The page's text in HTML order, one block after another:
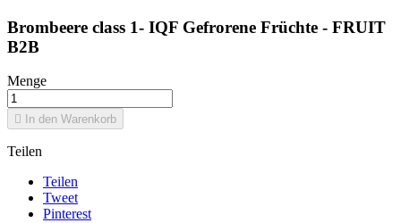
Brombeere class 1- IQF Gefrorene Früchte - FRUIT
B2B
Menge
 In den Warenkorb
Teilen
Teilen
Tweet
Pinterest